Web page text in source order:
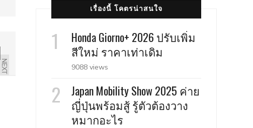
NEXT
เรื่องนี้ โคตรน่าสนใจ
Honda Giorno+ 2026 ปรับเพิ่ม
สีใหม่ ราคาเท่าเดิม
9088 views
Japan Mobility Show 2025 ค่าย
ญี่ปุ่นพร้อมสู้ รู้ตัวต้องวาง
หมากอะไร